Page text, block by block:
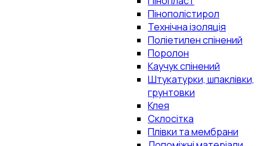
Пінополістирол
Технічна ізоляція
Поліетилен спінений
Поролон
Каучук спінений
Штукатурки, шпаклівки,
грунтовки
Клея
Склосітка
Плівки та мембрани